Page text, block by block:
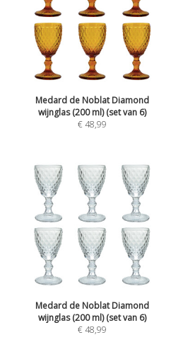
Medard de Noblat Diamond
wijnglas (200 ml) (set van 6)
€48,99
Medard de Noblat Diamond
wijnglas (200 ml) (set van 6)
€48,99